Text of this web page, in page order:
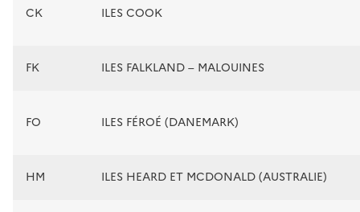
CK ILES COOK
FK ILES FALKLAND – MALOUINES
FO ILES FÉROÉ (DANEMARK)
HM ILES HEARD ET MCDONALD (AUSTRALIE)